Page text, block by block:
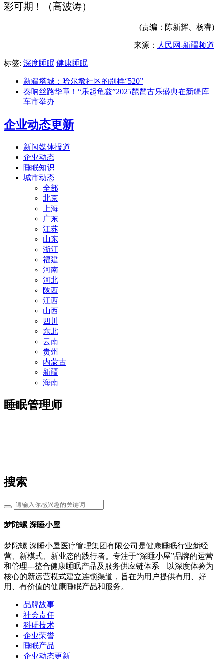
彩可期！（高波涛）
(责编：陈新辉、杨睿)
来源： 人民网-新疆频道
标签: 深度睡眠 健康睡眠
新疆塔城：哈尔墩社区的别样“520”
奏响丝路华章！“乐起龟兹”2025琵琶古乐盛典在新疆库
车市举办
企业动态更新
新闻媒体报道
企业动态
睡眠知识
城市动态
全部
北京
上海
广东
江苏
山东
浙江
福建
河南
河北
陕西
江西
山西
四川
东北
云南
贵州
内蒙古
新疆
海南
睡眠管理师
搜索
梦陀螺 深睡小屋
梦陀螺 深睡小屋医疗管理集团有限公司是健康睡眠行业新经
营、新模式、新业态的践行者。专注于“深睡小屋”品牌的运营
和管理---整合健康睡眠产品及服务供应链体系，以深度体验为
核心的新运营模式建立连锁渠道，旨在为用户提供有用、好
用、有价值的健康睡眠产品和服务。
品牌故事
社会责任
科研技术
企业荣誉
睡眠产品
企业动态更新